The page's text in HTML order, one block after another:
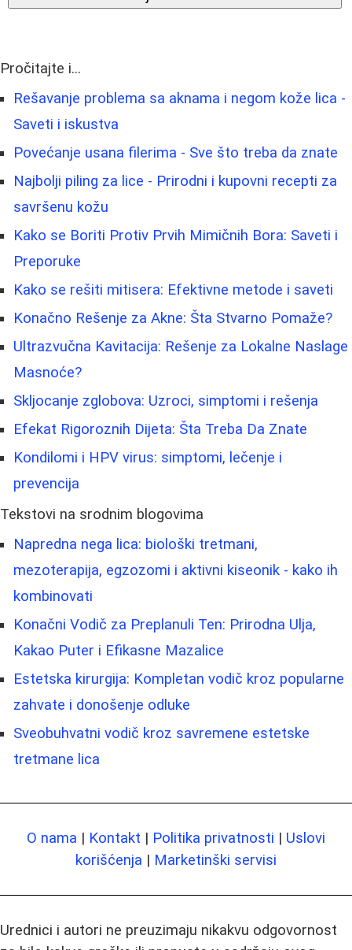
Pročitajte i...
Rešavanje problema sa aknama i negom kože lica -
Saveti i iskustva
Povećanje usana filerima - Sve što treba da znate
Najbolji piling za lice - Prirodni i kupovni recepti za
savršenu kožu
Kako se Boriti Protiv Prvih Mimičnih Bora: Saveti i
Preporuke
Kako se rešiti mitisera: Efektivne metode i saveti
Konačno Rešenje za Akne: Šta Stvarno Pomaže?
Ultrazvučna Kavitacija: Rešenje za Lokalne Naslage
Masnoće?
Skljocanje zglobova: Uzroci, simptomi i rešenja
Efekat Rigoroznih Dijeta: Šta Treba Da Znate
Kondilomi i HPV virus: simptomi, lečenje i
prevencija
Tekstovi na srodnim blogovima
Napredna nega lica: biološki tretmani,
mezoterapija, egzozomi i aktivni kiseonik - kako ih
kombinovati
Konačni Vodič za Preplanuli Ten: Prirodna Ulja,
Kakao Puter i Efikasne Mazalice
Estetska kirurgija: Kompletan vodič kroz popularne
zahvate i donošenje odluke
Sveobuhvatni vodič kroz savremene estetske
tretmane lica
O nama | Kontakt | Politika privatnosti | Uslovi
korišćenja | Marketinški servisi
Urednici i autori ne preuzimaju nikakvu odgovornost